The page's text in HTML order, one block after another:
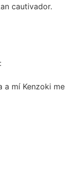
cautivador.
a mí Kenzoki me